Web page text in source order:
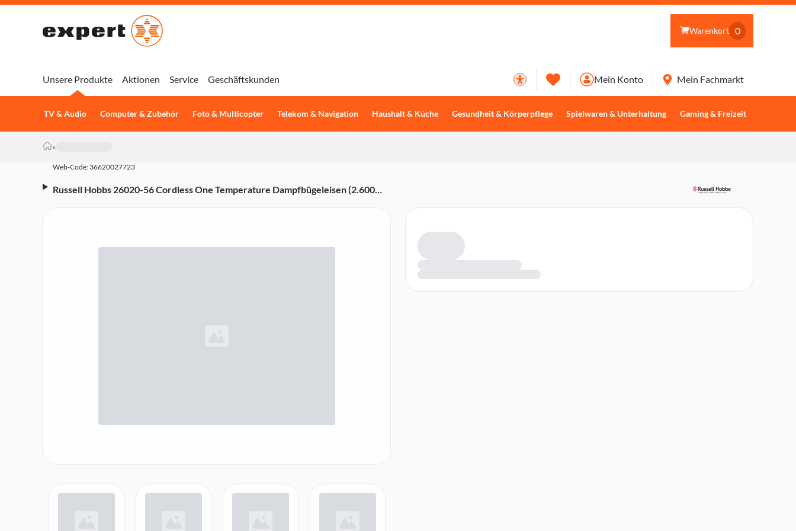
Warenkorb 0
Unsere Produkte
TV & Audio Computer & Zubehör Foto & Multicopter Telekom & Navigation Haushalt & Küche Gesundheit & Körperpflege Spielwaren & Unterhaltung Gaming & Freizeit
Aktionen Service Geschäftskunden Mein Konto Mein Fachmarkt
»
Web-Code: 36620027723
Russell Hobbs 26020-56 Cordless One Temperature Dampfbügeleisen (2.600